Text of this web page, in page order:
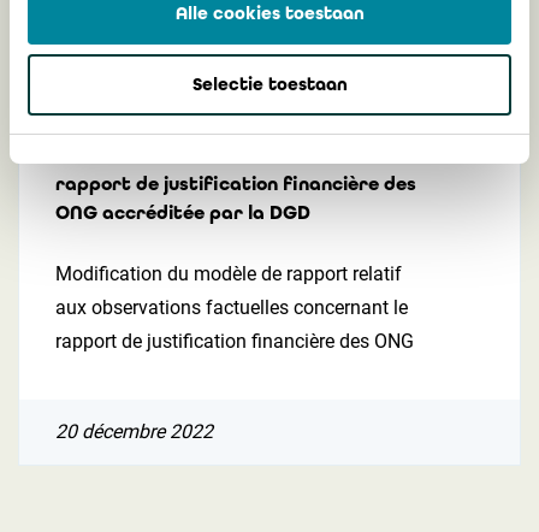
Alle cookies toestaan
Selectie toestaan
Communication 2022/16 : Modification du
rapport de justification financière des
ONG accréditée par la DGD
Modification du modèle de rapport relatif
aux observations factuelles concernant le
rapport de justification financière des ONG
20 décembre 2022